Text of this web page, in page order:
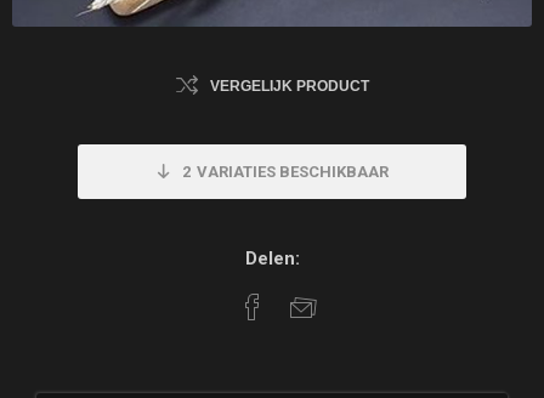
VERGELIJK PRODUCT
2 VARIATIES BESCHIKBAAR
Delen: